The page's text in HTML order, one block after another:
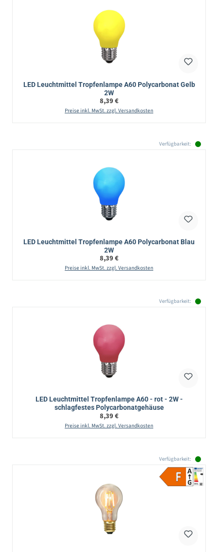
LED Leuchtmittel Tropfenlampe A60 Polycarbonat Gelb
2W
Regulärer Preis:
8,39 €
Preise inkl. MwSt. zzgl. Versandkosten
Verfügbarkeit:
LED Leuchtmittel Tropfenlampe A60 Polycarbonat Blau
2W
Regulärer Preis:
8,39 €
Preise inkl. MwSt. zzgl. Versandkosten
Verfügbarkeit:
LED Leuchtmittel Tropfenlampe A60 - rot - 2W -
schlagfestes Polycarbonatgehäuse
Regulärer Preis:
8,39 €
Preise inkl. MwSt. zzgl. Versandkosten
Verfügbarkeit: